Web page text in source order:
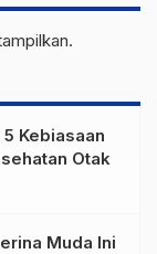
Kebiasaan
Otak
Muda Ini